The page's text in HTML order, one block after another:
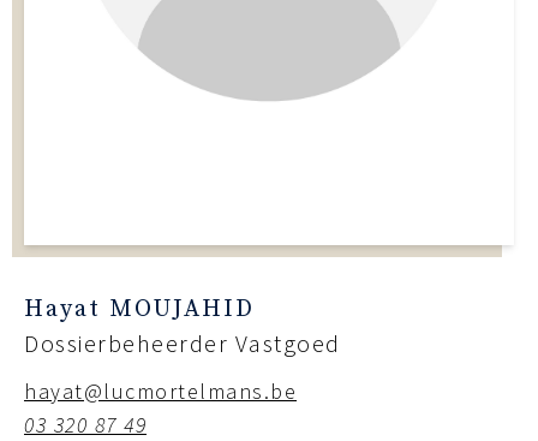
Hayat MOUJAHID
Dossierbeheerder Vastgoed
hayat@lucmortelmans.be
03 320 87 49